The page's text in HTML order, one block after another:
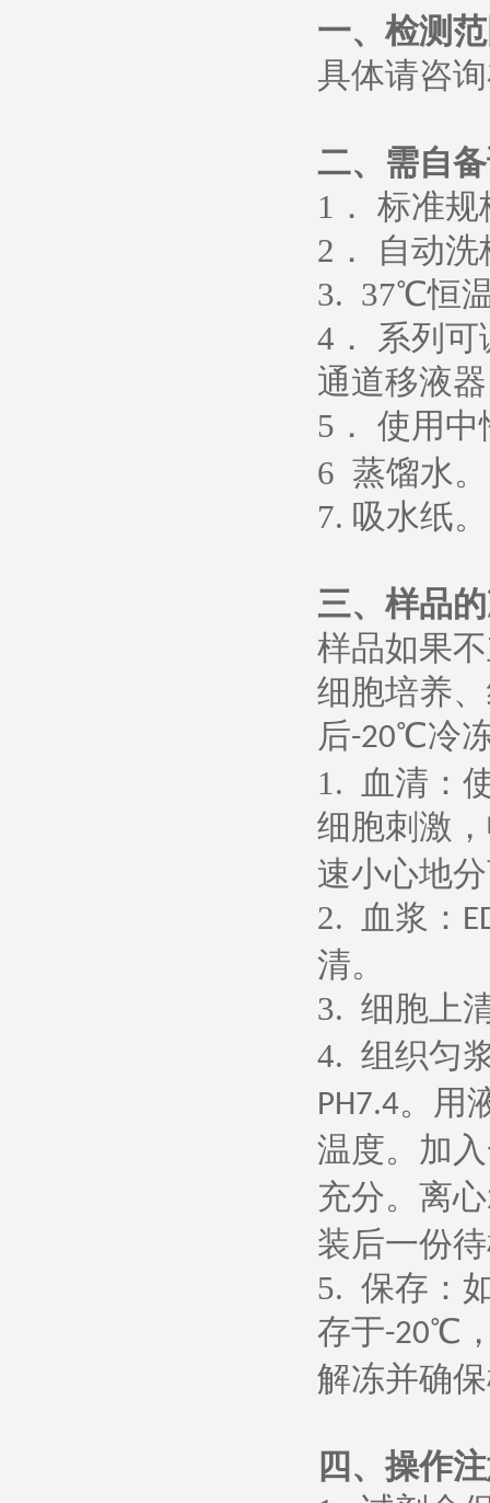
一、检测
具体请咨
二、需自
1 ． 标准
2 ． 自动
3. 37℃恒
4 ． 系列
通道移液
5 ． 使用中
6 蒸馏水。
7. 吸水纸。
三、样品
样品如果
细胞培养
后-20℃冷
1.
血清：
细胞刺激
速小心地
2.
血浆：
清。
3. 细胞上
4. 组织匀
PH7.4。用
温度。加
充分。离心
装后一份
5. 保存：
存于-20℃
解冻并确
四、操作